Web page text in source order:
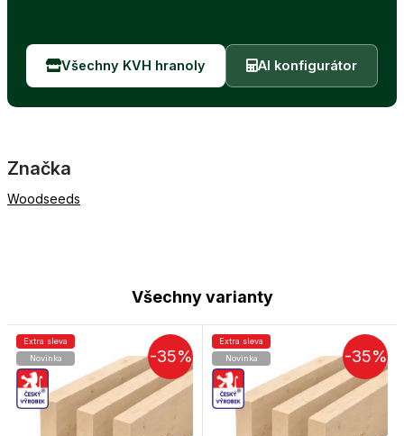
Všechny KVH hranoly AI konfigurátor
Značka
Woodseeds
Všechny varianty
-35%
Extra sleva
Novinka
-35%
Extra sleva
Novinka